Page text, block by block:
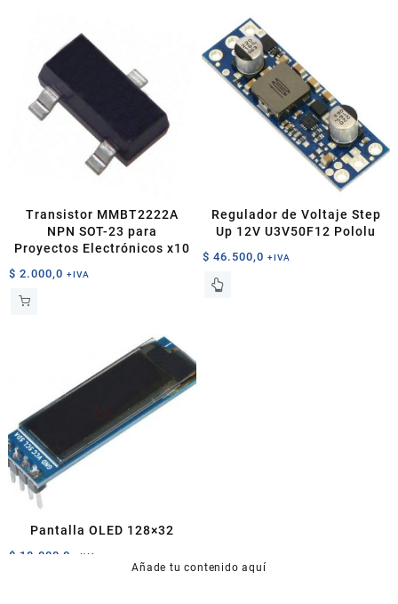
Transistor MMBT2222A
NPN SOT-23 para
Proyectos Electrónicos x10
$ 2.000,0 +IVA
Regulador de Voltaje Step
Up 12V U3V50F12 Pololu
$ 46.500,0 +IVA
Pantalla OLED 128×32
$ 18.000,0 +IVA
Añade tu contenido aquí